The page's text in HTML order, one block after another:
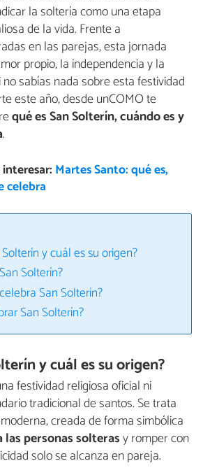
la soltería como una etapa
de la vida. Frente a
en las parejas, esta jornada
propio, la independencia y la
sabías nada sobre esta festividad
este año, desde unCOMO te
qué es San Solterín, cuándo es y
.
Martes Santo: qué es,
celebra
y cuál es su origen?
Solterín?
San Solterín?
San Solterín?
y cuál es su origen?
festividad religiosa oficial ni
tradicional de santos. Se trata
creada de forma simbólica
las personas solterasy romper con
solo se alcanza en pareja.